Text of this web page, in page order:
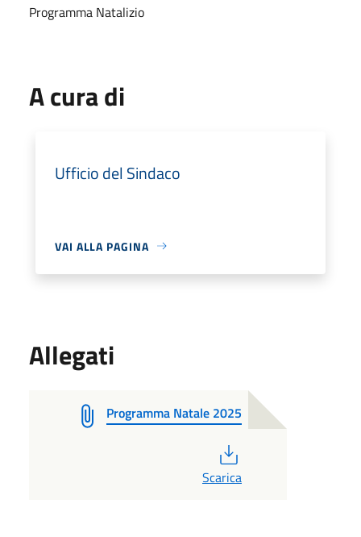
Programma Natalizio
A cura di
Ufficio del Sindaco
VAI ALLA PAGINA
Allegati
Programma Natale 2025
Scarica